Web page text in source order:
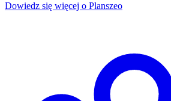
Dowiedz się więcej o Planszeo